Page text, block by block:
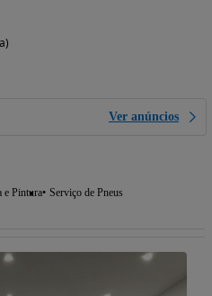
Ver anúncios
e Pintura Serviço de Pneus